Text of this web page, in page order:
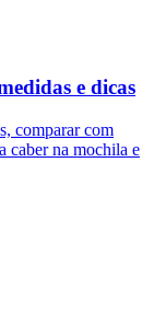
e dicas
comparar com
caber na mochila e